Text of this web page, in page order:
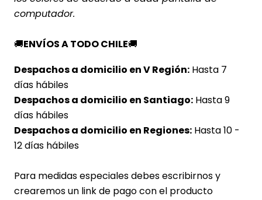
computador.
🚚ENVÍOS A TODO CHILE🚚
Despachos a domicilio en V Región: Hasta 7
días hábiles
Despachos a domicilio en Santiago: Hasta 9
días hábiles
Despachos a domicilio en Regiones: Hasta 10 -
12 días hábiles
Para medidas especiales debes escribirnos y
crearemos un link de pago con el producto